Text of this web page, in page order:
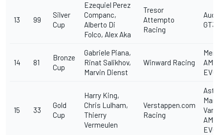
13 99
Silver
Cup
Ezequiel Perez
Companc,
Alberto Di
Folco, Alex Aka
Tresor
Attempto
Racing
Audi
GT3
14 81
Bronze
Cup
Gabriele Piana,
Rinat Salikhov,
Marvin Dienst
Winward Racing
EVO
15 33
Gold
Cup
Harry King,
Chris Lulham,
Thierry
Vermeulen
Verstappen.com
Racing
EVO